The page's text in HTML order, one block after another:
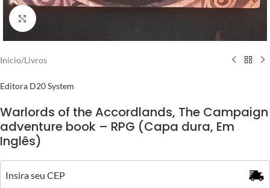
Clique para ampliar
Início/Livros
Editora D20 System
Warlords of the Accordlands, The Campaign
adventure book – RPG (Capa dura, Em
Inglês)